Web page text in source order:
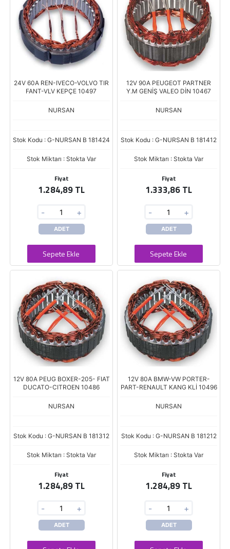
24V 60A REN-IVECO-VOLVO TIR
FANT-VLV KEPÇE 10497
NURSAN
Stok Kodu : G-NURSAN B 181424
Stok Miktarı : Stokta Var
Fiyat
1.284,89 TL
- +
ADET
Sepete Ekle
12V 90A PEUGEOT PARTNER
Y.M GENİŞ VALEO DİN 10467
NURSAN
Stok Kodu : G-NURSAN B 181412
Stok Miktarı : Stokta Var
Fiyat
1.333,86 TL
- +
ADET
Sepete Ekle
12V 80A PEUG BOXER-205- FIAT
DUCATO-CITROEN 10486
NURSAN
Stok Kodu : G-NURSAN B 181312
Stok Miktarı : Stokta Var
Fiyat
1.284,89 TL
- +
ADET
12V 80A BMW-VW PORTER-
PART-RENAULT KANG KLİ 10496
NURSAN
Stok Kodu : G-NURSAN B 181212
Stok Miktarı : Stokta Var
Fiyat
1.284,89 TL
- +
ADET